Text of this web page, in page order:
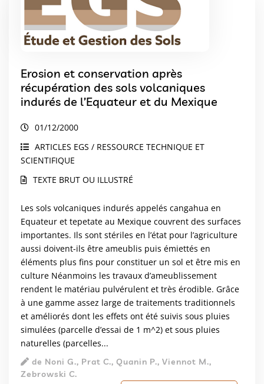
Erosion et conservation après
récupération des sols volcaniques
indurés de l’Equateur et du Mexique
01/12/2000
ARTICLES EGS / RESSOURCE TECHNIQUE ET
SCIENTIFIQUE
TEXTE BRUT OU ILLUSTRÉ
Les sols volcaniques indurés appelés cangahua en
Equateur et tepetate au Mexique couvrent des surfaces
importantes. Ils sont stériles en l’état pour l’agriculture
aussi doivent-ils être ameublis puis émiettés en
éléments plus fins pour constituer un sol et être mis en
culture Néanmoins les travaux d’ameublissement
rendent le matériau pulvérulent et très érodible. Grâce
à une gamme assez large de traitements traditionnels
et améliorés dont les effets ont été suivis sous pluies
simulées (parcelle d’essai de 1 m^2) et sous pluies
naturelles (parcelles...
de Noni G., Prat C., Quanin P., Viennot M.,
Zebrowski C.